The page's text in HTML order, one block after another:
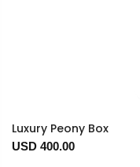
Luxury Peony Box
USD 400.00